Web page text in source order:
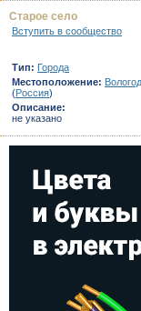
Старое село
Вступить в сообщество
Тип: Города
Местоположение:
(Россия)
Описание:
не указано